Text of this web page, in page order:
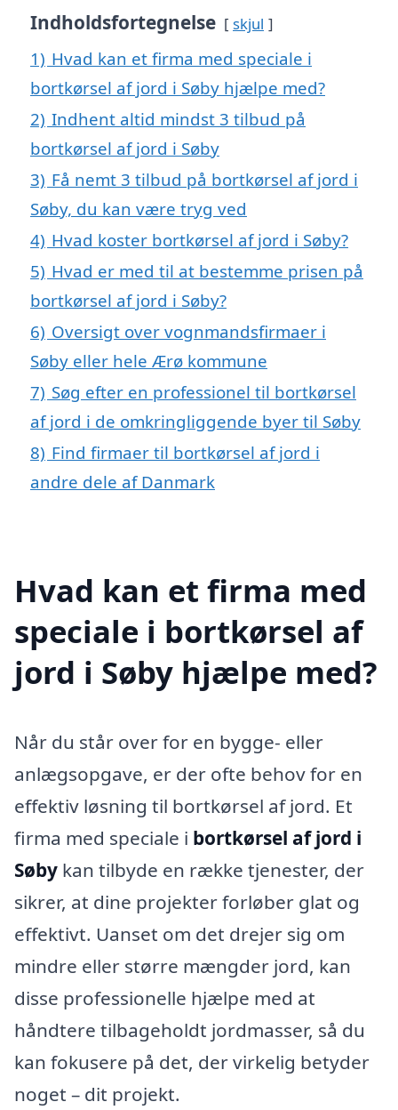
Indholdsfortegnelse skjul
1) Hvad kan et firma med speciale i
bortkørsel af jord i Søby hjælpe med?
2) Indhent altid mindst 3 tilbud på
bortkørsel af jord i Søby
3) Få nemt 3 tilbud på bortkørsel af jord i
Søby, du kan være tryg ved
4) Hvad koster bortkørsel af jord i Søby?
5) Hvad er med til at bestemme prisen på
bortkørsel af jord i Søby?
6) Oversigt over vognmandsfirmaer i
Søby eller hele Ærø kommune
7) Søg efter en professionel til bortkørsel
af jord i de omkringliggende byer til Søby
8) Find firmaer til bortkørsel af jord i
andre dele af Danmark
Hvad kan et firma med
speciale i bortkørsel af
jord i Søby hjælpe med?
Når du står over for en bygge- eller
anlægsopgave, er der ofte behov for en
effektiv løsning til bortkørsel af jord. Et
firma med speciale i bortkørsel af jord i
Søby kan tilbyde en række tjenester, der
sikrer, at dine projekter forløber glat og
effektivt. Uanset om det drejer sig om
mindre eller større mængder jord, kan
disse professionelle hjælpe med at
håndtere tilbageholdt jordmasser, så du
kan fokusere på det, der virkelig betyder
noget – dit projekt.